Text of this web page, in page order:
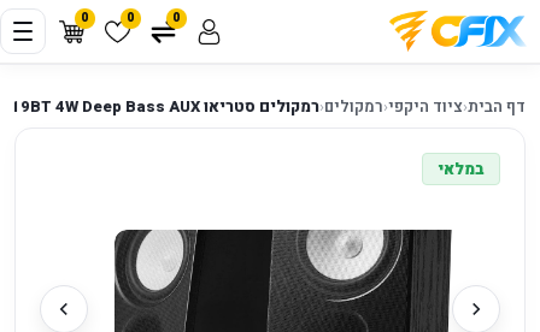
0 0 0
דף הבית‹ציוד היקפי‹רמקולים‹רמקולים סטריאו Edifier R19BT 4W Deep Bass AUX
במלאי